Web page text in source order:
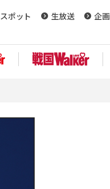
スポット 生放送 企画